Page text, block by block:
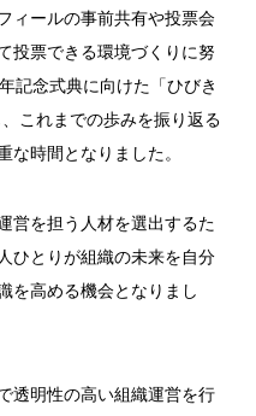
ィールの事前共有や投票会
投票できる環境づくりに努
記念式典に向けた「ひびき
これまでの歩みを振り返る
な時間となりました。
営を担う人材を選出するた
ひとりが組織の未来を自分
を高める機会となりまし
透明性の高い組織運営を行